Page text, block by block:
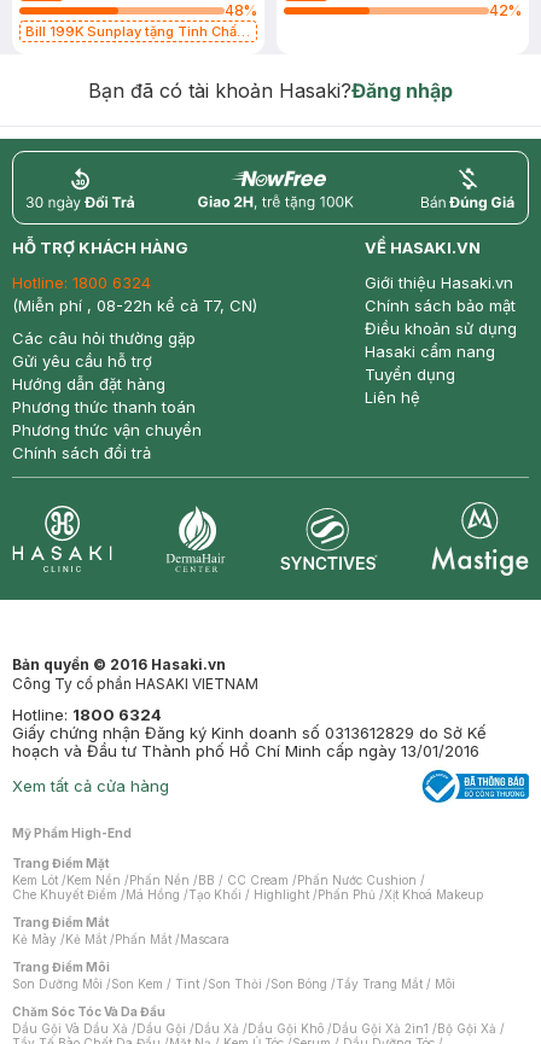
48%
Bill 199K Sunplay tặng Tinh Chất
42%
Bạn đã có tài khoản Hasaki?Đăng nhập
return nowfree price
HỖ TRỢ KHÁCH HÀNG
Hotline: 1800 6324
(Miễn phí , 08-22h kể cả T7, CN)
Các câu hỏi thường gặp
Gửi yêu cầu hỗ trợ
Hướng dẫn đặt hàng
Phương thức thanh toán
Phương thức vận chuyển
Chính sách đổi trả
VỀ HASAKI.VN
Giới thiệu Hasaki.vn
Chính sách bảo mật
Điều khoản sử dụng
Hasaki cẩm nang
Tuyển dụng
Liên hệ
Bản quyền © 2016 Hasaki.vn
Công Ty cổ phần HASAKI VIETNAM
Hotline: 1800 6324
Giấy chứng nhận Đăng ký Kinh doanh số 0313612829 do Sở Kế
hoạch và Đầu tư Thành phố Hồ Chí Minh cấp ngày 13/01/2016
Xem tất cả cửa hàng
Mỹ Phẩm High-End
Trang Điểm Mặt
Kem Lót /Kem Nền /Phấn Nền /BB / CC Cream /Phấn Nước Cushion /
Che Khuyết Điểm /Má Hồng /Tạo Khối / Highlight /Phấn Phủ /Xịt Khoá Makeup
Trang Điểm Mắt
Kẻ Mày /Kẻ Mắt /Phấn Mắt /Mascara
Trang Điểm Môi
Son Dưỡng Môi /Son Kem / Tint /Son Thỏi /Son Bóng /Tẩy Trang Mắt / Môi
Chăm Sóc Tóc Và Da Đầu
Dầu Gội Và Dầu Xả /Dầu Gội /Dầu Xả /Dầu Gội Khô /Dầu Gội Xả 2in1 /Bộ Gội Xả /